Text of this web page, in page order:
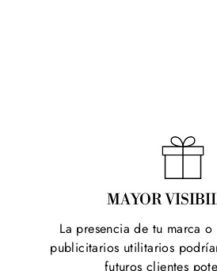
MAYOR
La presencia de tu marca
publicitarios utilitarios
futuros clientes